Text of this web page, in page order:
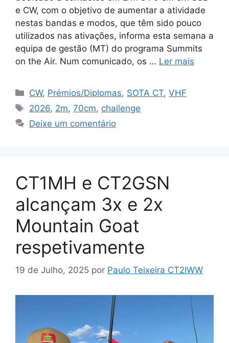
e CW, com o objetivo de aumentar a atividade
nestas bandas e modos, que têm sido pouco
utilizados nas ativações, informa esta semana a
equipa de gestão (MT) do programa Summits
on the Air. Num comunicado, os … Ler mais
Categorias
CW, Prémios/Diplomas, SOTA CT,VHF
Etiquetas
2026, 2m,70cm, challenge
Deixe um comentário
CT1MH e CT2GSN
alcançam 3x e 2x
Mountain Goat
respetivamente
19 de Julho, 2025 por Paulo Teixeira CT2IWW